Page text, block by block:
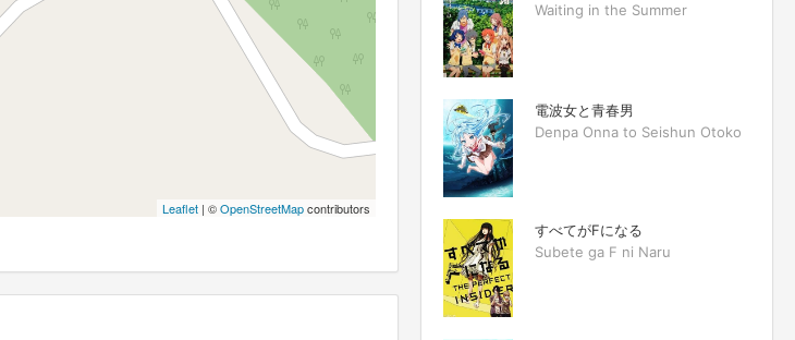
Leaflet | ©OpenStreetMapcontributors
Waiting in the Summer
電波女と青春男
Denpa Onna to Seishun Otoko
すべてがFになる
Subete ga F ni Naru